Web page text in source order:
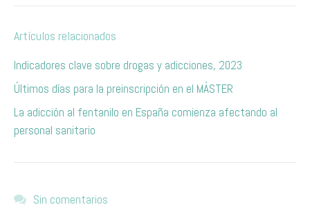
Artículos relacionados
Indicadores clave sobre drogas y adicciones, 2023
Últimos días para la preinscripción en el MÁSTER
La adicción al fentanilo en España comienza afectando al
personal sanitario
Sin comentarios